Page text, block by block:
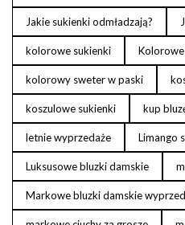
Jakie sukienki odmładzają?
kolorowe sukienki
kolorowy sweter w paski
koszulowe sukienki kup
letnie wyprzedaże Limango
Luksusowe bluzki damskie
Markowe bluzki damskie